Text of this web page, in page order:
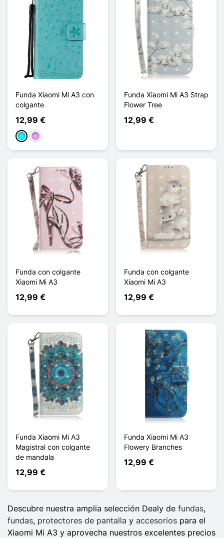
Funda Xiaomi Mi A3 con
colgante
12,99 €
CianMorado claro
Funda Xiaomi Mi A3 Strap
Flower Tree
12,99 €
Funda con colgante
Xiaomi Mi A3
12,99 €
Funda con colgante
Xiaomi Mi A3
12,99 €
Funda Xiaomi Mi A3
Magistral con colgante
de mandala
12,99 €
Funda Xiaomi Mi A3
Flowery Branches
12,99 €
Descubre nuestra amplia selección Dealy de fundas,
fundas, protectores de pantalla y accesorios para el
Xiaomi Mi A3 y aprovecha nuestros excelentes precios